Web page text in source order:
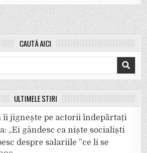
CAUTĂ AICI
ULTIMELE ȘTIRI
îi jignește pe actorii îndepărtați
„Ei gândesc ca niște socialiști
despre salariile ”ce li se